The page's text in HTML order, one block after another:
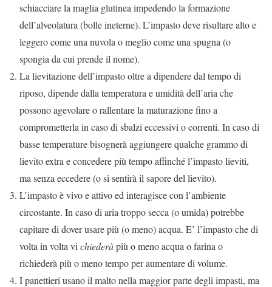
schiacciare la maglia glutinea impedendo la formazione
dell’alveolatura (bolle ineterne). L’impasto deve risultare alto e
leggero come una nuvola o meglio come una spugna (o
spongia da cui prende il nome).
La lievitazione dell’impasto oltre a dipendere dal tempo di
riposo, dipende dalla temperatura e umidità dell’aria che
possono agevolare o rallentare la maturazione fino a
comprometterla in caso di sbalzi eccessivi o correnti. In caso di
basse temperature bisognerà aggiungere qualche grammo di
lievito extra e concedere più tempo affinché l’impasto lieviti,
ma senza eccedere (o si sentirà il sapore del lievito).
L’impasto è vivo e attivo ed interagisce con l’ambiente
circostante. In caso di aria troppo secca (o umida) potrebbe
capitare di dover usare più (o meno) acqua. E’ l’impasto che di
volta in volta vi chiederàpiù o meno acqua o farina o
richiederà più o meno tempo per aumentare di volume.
I panettieri usano il malto nella maggior parte degli impasti, ma